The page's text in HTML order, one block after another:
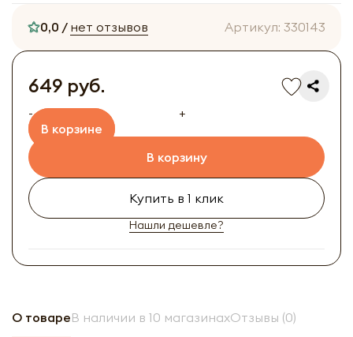
0,0 / нет отзывов Артикул: 330143
649 руб.
-
+
В корзине
В корзину
Купить в 1 клик
Нашли дешевле?
О товареВ наличии в 10 магазинахОтзывы (0)